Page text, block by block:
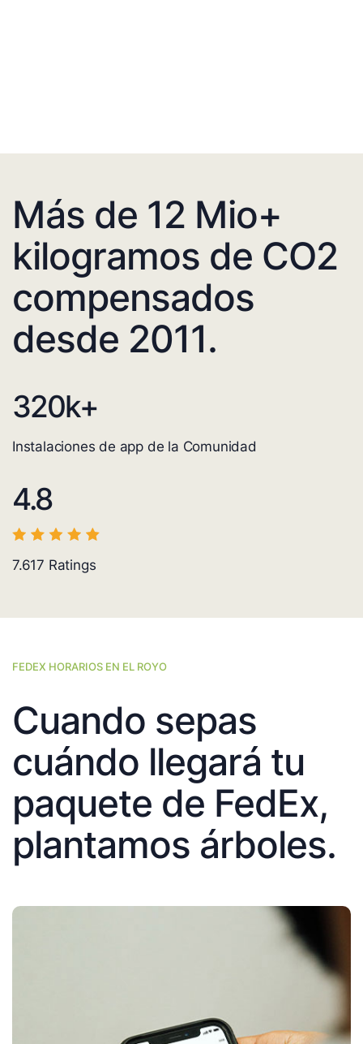
Más de 12 Mio+
kilogramos de CO2
compensados
desde 2011.
320k+
Instalaciones de app de la Comunidad
4.8
7.617 Ratings
FEDEX HORARIOS EN EL ROYO
Cuando sepas
cuándo llegará tu
paquete de FedEx,
plantamos árboles.